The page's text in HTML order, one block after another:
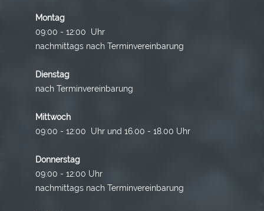
Montag
09:00 - 12:00 Uhr
nachmittags nach Terminvereinbarung
Dienstag
nach Terminvereinbarung
Mittwoch
09:00 - 12:00 Uhr und 16.00 - 18.00 Uhr
Donnerstag
09:00 - 12:00 Uhr
nachmittags nach Terminvereinbarung